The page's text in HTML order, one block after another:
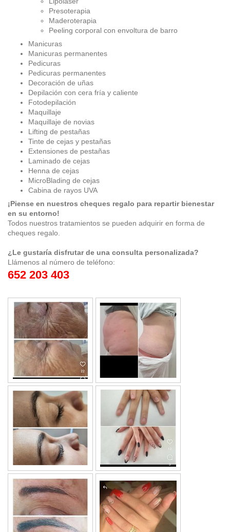
Presoterapia
Maderoterapia
Peeling corporal con envoltura de barro
Manicuras
Manicuras permanentes
Pedicuras
Pedicuras permanentes
Decoración de uñas
Depilación con cera fría y caliente
Fotodepilación
Maquillaje
Maquillaje de novias
Lifting de pestañas
Tinte de cejas y pestañas
Extensiones de pestañas
Laminado de cejas
Henna de cejas
MicroBlading de cejas
Cabina de rayos UVA
¡Piense en nuestros cheques regalo para repartir bienestar
en su entorno!
Todos nuestros tratamientos se pueden adquirir en forma de
cheques regalo.
¿Le gustaría disfrutar de una consulta personalizada?
Llámenos al número de teléfono:
652 203 403